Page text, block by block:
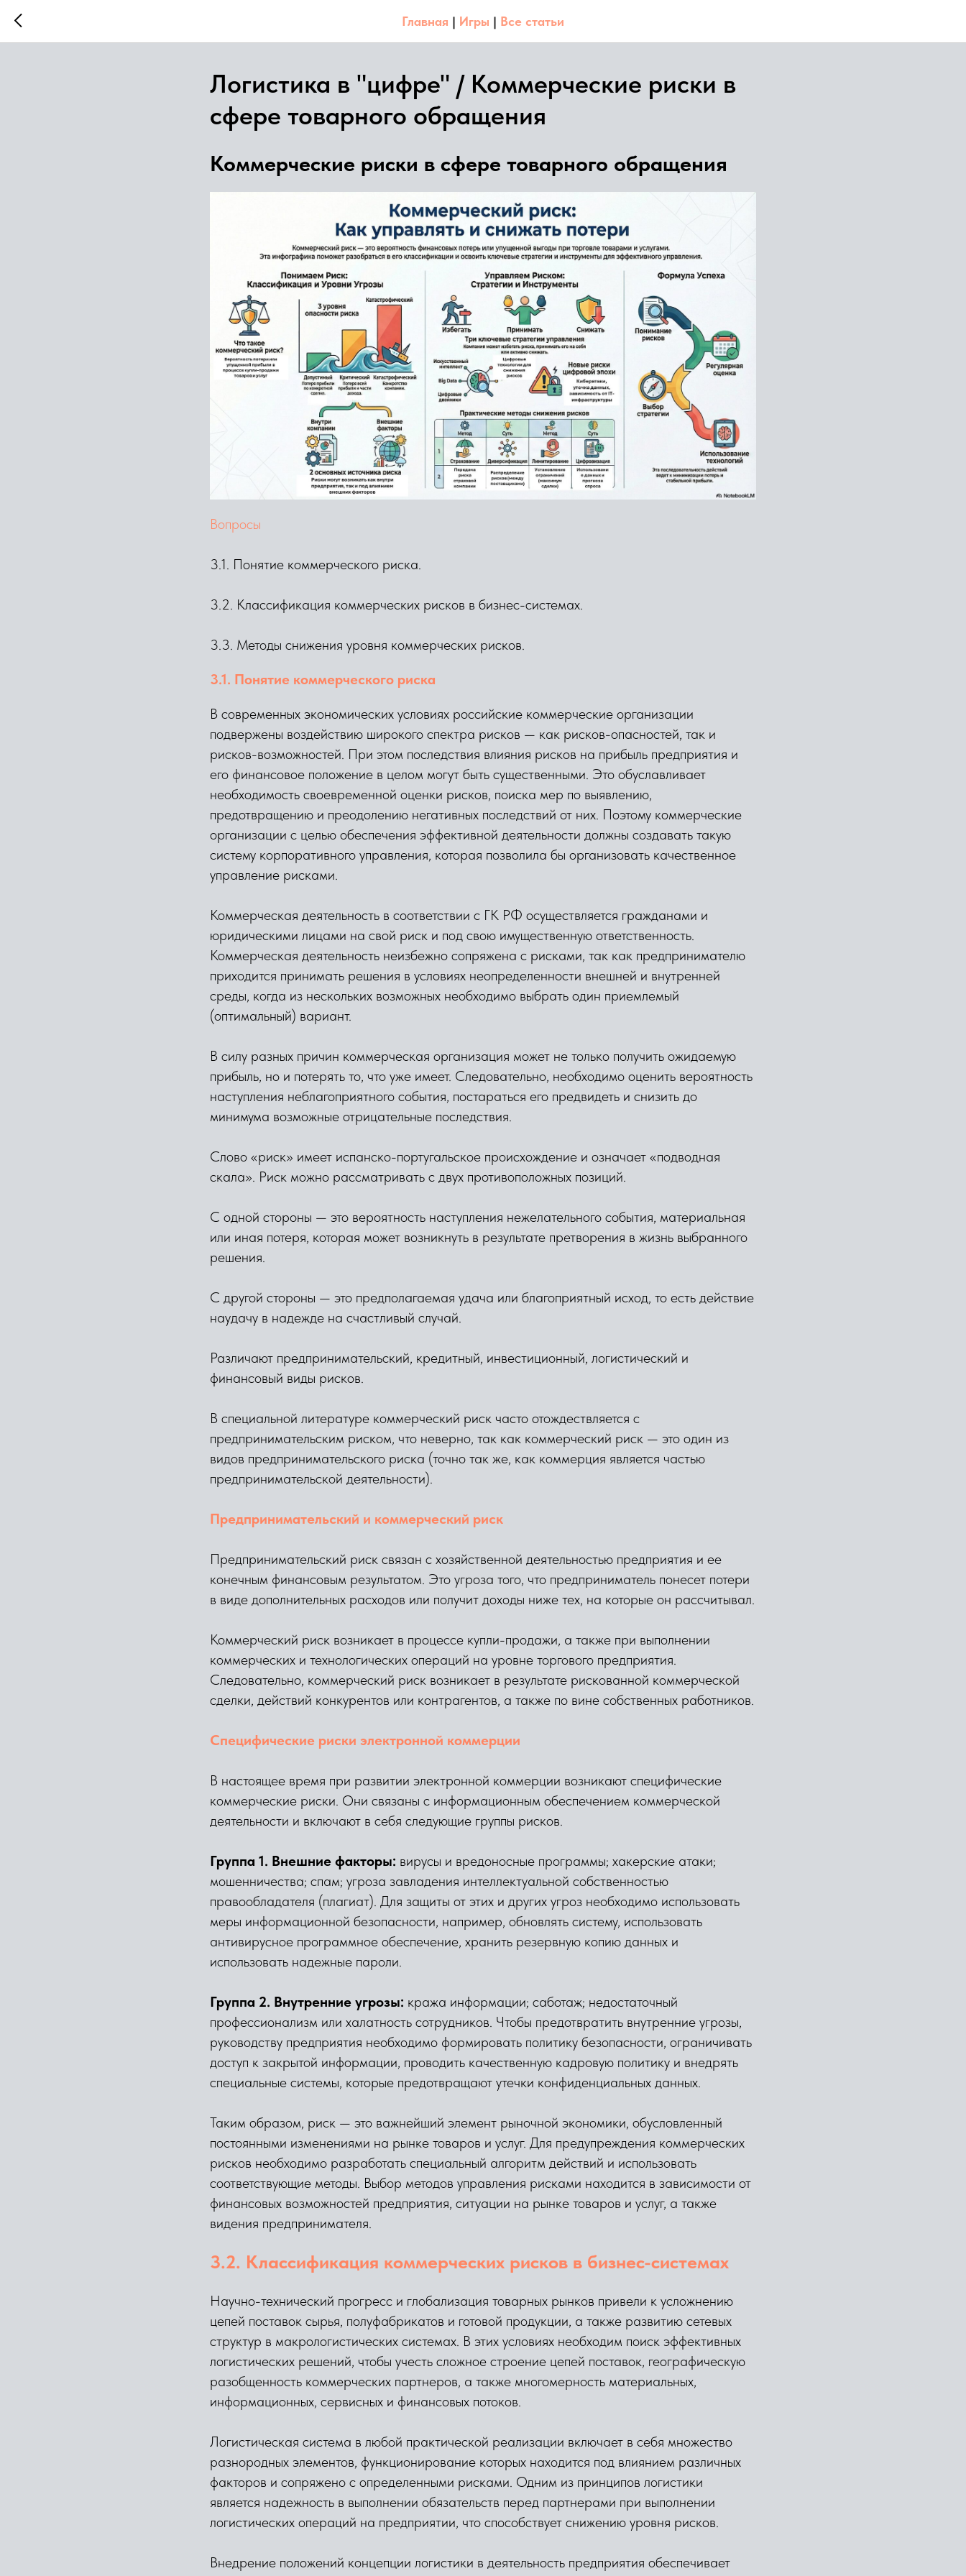
Главная | Игры | Все статьи
Логистика в "цифре" / Коммерческие риски в
сфере товарного обращения
Коммерческие риски в сфере товарного обращения
Вопросы
3.1. Понятие коммерческого риска.
3.2. Классификация коммерческих рисков в бизнес-системах.
3.3. Методы снижения уровня коммерческих рисков.
3.1. Понятие коммерческого риска
В современных экономических условиях российские коммерческие организации
подвержены воздействию широкого спектра рисков — как рисков-опасностей, так и
рисков-возможностей. При этом последствия влияния рисков на прибыль предприятия и
его финансовое положение в целом могут быть существенными. Это обуславливает
необходимость своевременной оценки рисков, поиска мер по выявлению,
предотвращению и преодолению негативных последствий от них. Поэтому коммерческие
организации с целью обеспечения эффективной деятельности должны создавать такую
систему корпоративного управления, которая позволила бы организовать качественное
управление рисками.
Коммерческая деятельность в соответствии с ГК РФ осуществляется гражданами и
юридическими лицами на свой риск и под свою имущественную ответственность.
Коммерческая деятельность неизбежно сопряжена с рисками, так как предпринимателю
приходится принимать решения в условиях неопределенности внешней и внутренней
среды, когда из нескольких возможных необходимо выбрать один приемлемый
(оптимальный) вариант.
В силу разных причин коммерческая организация может не только получить ожидаемую
прибыль, но и потерять то, что уже имеет. Следовательно, необходимо оценить вероятность
наступления неблагоприятного события, постараться его предвидеть и снизить до
минимума возможные отрицательные последствия.
Слово «риск» имеет испанско-португальское происхождение и означает «подводная
скала». Риск можно рассматривать с двух противоположных позиций.
С одной стороны — это вероятность наступления нежелательного события, материальная
или иная потеря, которая может возникнуть в результате претворения в жизнь выбранного
решения.
С другой стороны — это предполагаемая удача или благоприятный исход, то есть действие
наудачу в надежде на счастливый случай.
Различают предпринимательский, кредитный, инвестиционный, логистический и
финансовый виды рисков.
В специальной литературе коммерческий риск часто отождествляется с
предпринимательским риском, что неверно, так как коммерческий риск — это один из
видов предпринимательского риска (точно так же, как коммерция является частью
предпринимательской деятельности).
Предпринимательский и коммерческий риск
Предпринимательский риск связан с хозяйственной деятельностью предприятия и ее
конечным финансовым результатом. Это угроза того, что предприниматель понесет потери
в виде дополнительных расходов или получит доходы ниже тех, на которые он рассчитывал.
Коммерческий риск возникает в процессе купли-продажи, а также при выполнении
коммерческих и технологических операций на уровне торгового предприятия.
Следовательно, коммерческий риск возникает в результате рискованной коммерческой
сделки, действий конкурентов или контрагентов, а также по вине собственных работников.
Специфические риски электронной коммерции
В настоящее время при развитии электронной коммерции возникают специфические
коммерческие риски. Они связаны с информационным обеспечением коммерческой
деятельности и включают в себя следующие группы рисков.
Группа 1. Внешние факторы: вирусы и вредоносные программы; хакерские атаки;
мошенничества; спам; угроза завладения интеллектуальной собственностью
правообладателя (плагиат). Для защиты от этих и других угроз необходимо использовать
меры информационной безопасности, например, обновлять систему, использовать
антивирусное программное обеспечение, хранить резервную копию данных и
использовать надежные пароли.
Группа 2. Внутренние угрозы: кража информации; саботаж; недостаточный
профессионализм или халатность сотрудников. Чтобы предотвратить внутренние угрозы,
руководству предприятия необходимо формировать политику безопасности, ограничивать
доступ к закрытой информации, проводить качественную кадровую политику и внедрять
специальные системы, которые предотвращают утечки конфиденциальных данных.
Таким образом, риск — это важнейший элемент рыночной экономики, обусловленный
постоянными изменениями на рынке товаров и услуг. Для предупреждения коммерческих
рисков необходимо разработать специальный алгоритм действий и использовать
соответствующие методы. Выбор методов управления рисками находится в зависимости от
финансовых возможностей предприятия, ситуации на рынке товаров и услуг, а также
видения предпринимателя.
3.2. Классификация коммерческих рисков в бизнес-системах
Научно-технический прогресс и глобализация товарных рынков привели к усложнению
цепей поставок сырья, полуфабрикатов и готовой продукции, а также развитию сетевых
структур в макрологистических системах. В этих условиях необходим поиск эффективных
логистических решений, чтобы учесть сложное строение цепей поставок, географическую
разобщенность коммерческих партнеров, а также многомерность материальных,
информационных, сервисных и финансовых потоков.
Логистическая система в любой практической реализации включает в себя множество
разнородных элементов, функционирование которых находится под влиянием различных
факторов и сопряжено с определенными рисками. Одним из принципов логистики
является надежность в выполнении обязательств перед партнерами при выполнении
логистических операций на предприятии, что способствует снижению уровня рисков.
Внедрение положений концепции логистики в деятельность предприятия обеспечивает